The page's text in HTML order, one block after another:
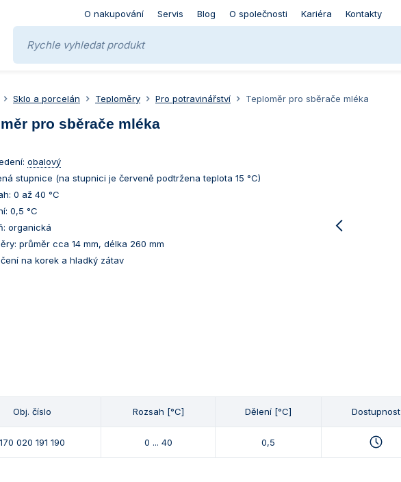
O nakupování Servis Blog O společnosti Kariéra Kontakty
Sklo a porcelán Teploměry Pro potravinářství Teploměr pro sběrače mléka
pro sběrače mléka
obalový
stupnice (na stupnici je červeně podtržena teplota 15 °C)
0 až 40 °C
0,5 °C
organická
průměr cca 14 mm, délka 260 mm
na korek a hladký zátav
Obj. číslo Rozsah [°C] Dělení [°C] Dostupnost
170 020 191 190 0 ... 40 0,5